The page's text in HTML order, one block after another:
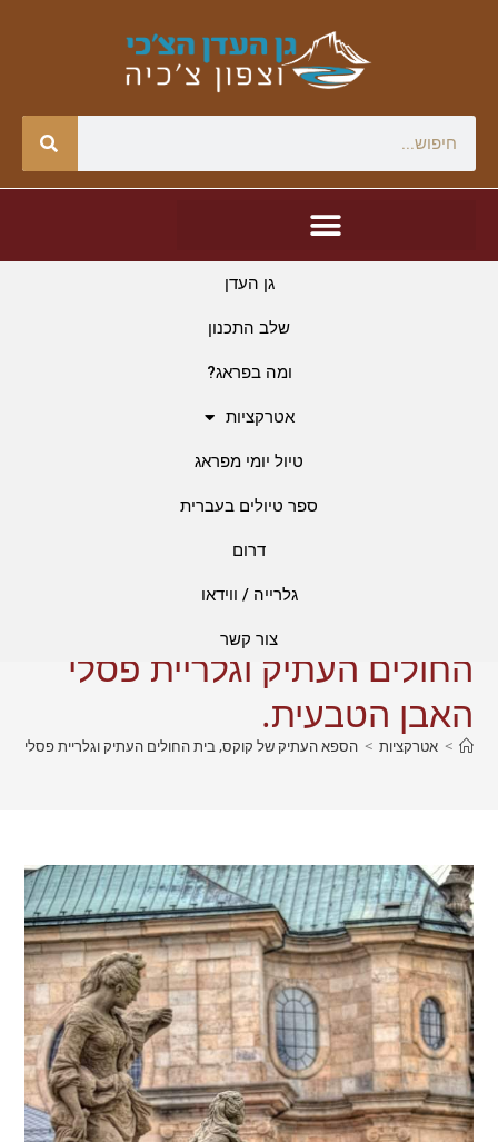
גן העדן
שלב התכנון
ומה בפראג?
אטרקציות
טיול יומי מפראג
ספר טיולים בעברית
דרום
גלרייה / ווידאו
צור קשר
הספא העתיק של קוקס, בית
החולים העתיק וגלריית פסלי
האבן הטבעית.
> אטרקציות > הספא העתיק של קוקס, בית החולים העתיק וגלריית פסלי